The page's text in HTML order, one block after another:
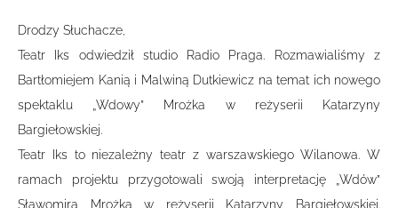
Drodzy Słuchacze,
Teatr Iks odwiedził studio Radio Praga. Rozmawialiśmy z
Bartłomiejem Kanią i Malwiną Dutkiewicz na temat ich nowego
spektaklu „Wdowy” Mrożka w reżyserii Katarzyny
Bargiełowskiej.
Teatr Iks to niezależny teatr z warszawskiego Wilanowa. W
ramach projektu przygotowali swoją interpretację „Wdów”
Sławomira Mrożka w reżyserii Katarzyny Bargiełowskiej.